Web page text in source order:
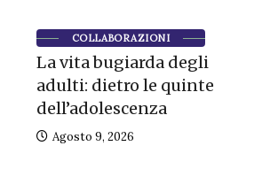
COLLABORAZIONI
La vita bugiarda degli
adulti: dietro le quinte
dell’adolescenza
Agosto 9, 2026